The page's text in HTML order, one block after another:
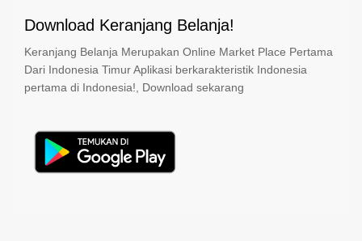
Download Keranjang Belanja!
Keranjang Belanja Merupakan Online Market Place Pertama
Dari Indonesia Timur Aplikasi berkarakteristik Indonesia
pertama di Indonesia!, Download sekarang